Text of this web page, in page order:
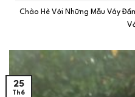
Chào Hè Với Những Mẫu Váy
25
Th6